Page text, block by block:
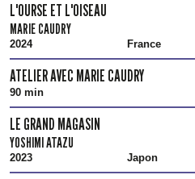
L'OURSE ET L'OISEAU
MARIE CAUDRY
2024 France
ATELIER AVEC MARIE CAUDRY
90 min
LE GRAND MAGASIN
YOSHIMI ATAZU
2023 Japon